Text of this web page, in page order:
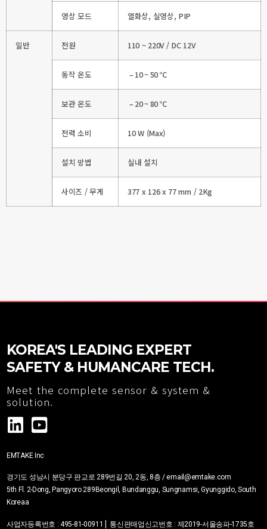
영상 모드 열화상, 실영상, PIP
일반 전원 110 ~ 220V / DC 12V
동작 온도 – 10 ~ 50 ℃
보관 온도 – 20 ~ 80 ℃
전력 소비 10 W (Max)
설치 방법 실내 설치
사이즈 / 무게 377 x 126 x 77 mm / 2Kg
KOREA'S LEADING EXPERT
SAFETY & HUMANCARE TECH.
Meet the complete sensor & system &
solution.
EMTAKE Inc
경기도 성남시 분당구 판교로 289번길 20, 2동, 8층 / email@emtake.com
5th Fl. 2-Dong, Pangyoro 289Beongil, Bundanggu, Sungnamsi, Gyunggido, South
Koreaa
사업자등록번호 :495-81-00911 | 통신판매업신고번호 : 제2019-서울송파-1735호